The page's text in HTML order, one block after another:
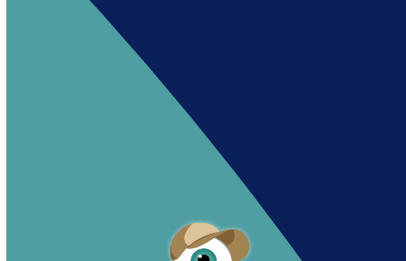
Andy es un asistente creado por Intowin
siguiendo su misión
Andy is an assistant created by Intowin following
«Building a Smart Future